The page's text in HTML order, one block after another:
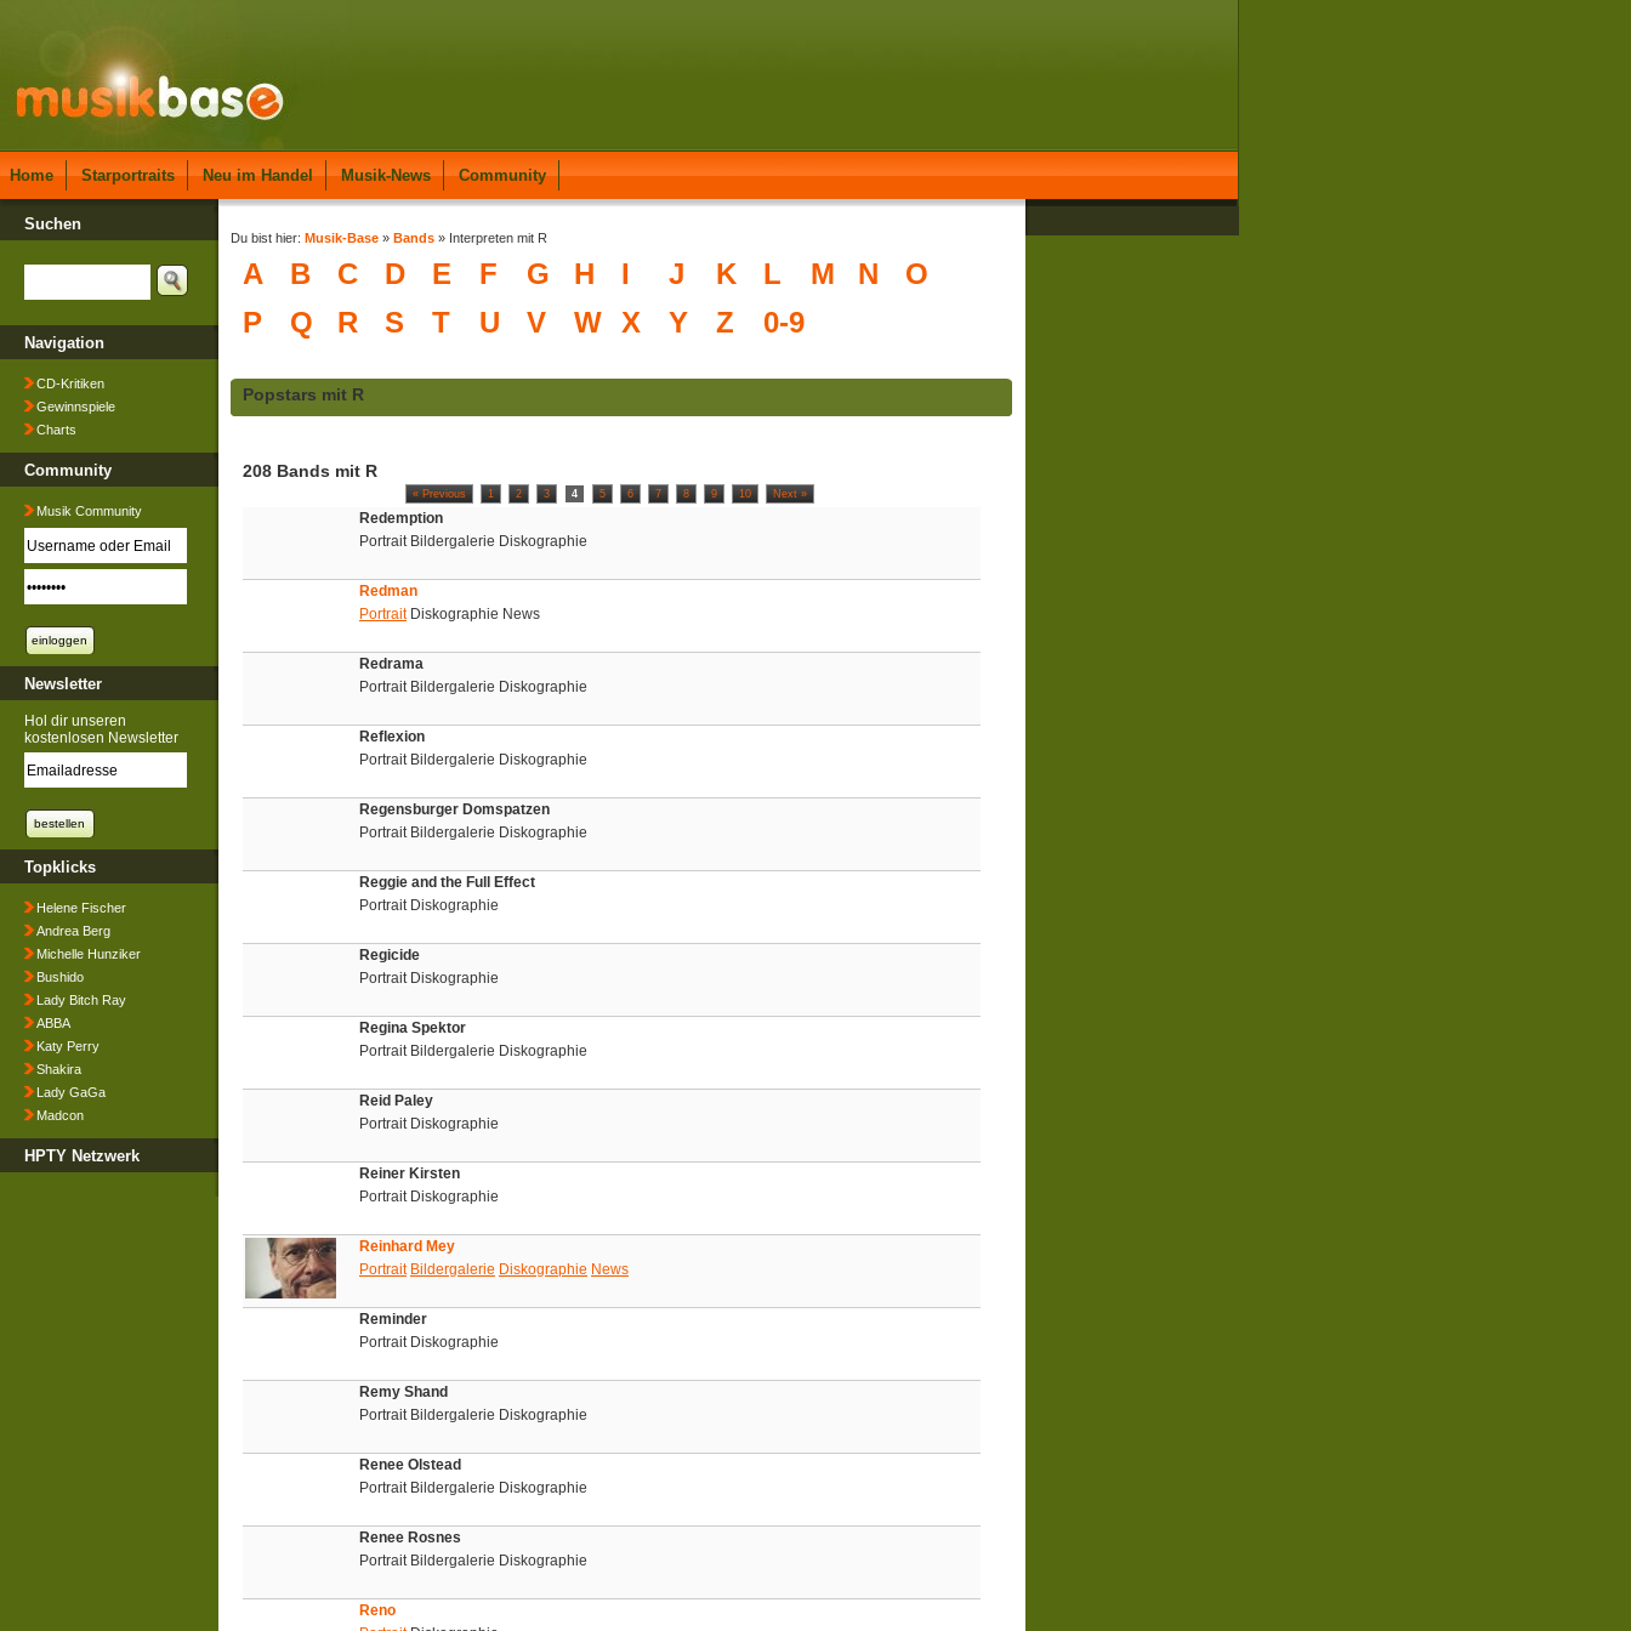
Home Starportraits Neu im Handel Musik-News Community
Suchen
Navigation
CD-Kritiken
Gewinnspiele
Charts
Community
Musik Community
Newsletter
Hol dir unseren
kostenlosen Newsletter
Topklicks
Helene Fischer
Andrea Berg
Michelle Hunziker
Bushido
Lady Bitch Ray
ABBA
Katy Perry
Shakira
Lady GaGa
Madcon
HPTY Netzwerk
Du bist hier: Musik-Base » Bands » Interpreten mit R
A B C D E F G H I J K L M N
O
P
Q R S T U V W X Y Z 0-9
Popstars mit R
208 Bands mit R
« Previous 1 2 3 4 5 6 7 8 9 10 Next »
Redemption
Portrait Bildergalerie Diskographie
Redman
PortraitDiskographie News
Redrama
Portrait Bildergalerie Diskographie
Reflexion
Portrait Bildergalerie Diskographie
Regensburger Domspatzen
Portrait Bildergalerie Diskographie
Reggie and the Full Effect
Portrait Diskographie
Regicide
Portrait Diskographie
Regina Spektor
Portrait Bildergalerie Diskographie
Reid Paley
Portrait Diskographie
Reiner Kirsten
Portrait Diskographie
Reinhard Mey
Portrait Bildergalerie Diskographie News
Reminder
Portrait Diskographie
Remy Shand
Portrait Bildergalerie Diskographie
Renee Olstead
Portrait Bildergalerie Diskographie
Renee Rosnes
Portrait Bildergalerie Diskographie
Reno